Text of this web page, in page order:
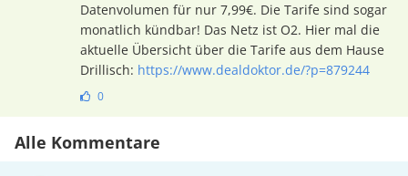
Datenvolumen für nur 7,99€. Die Tarife sind sogar
monatlich kündbar! Das Netz ist O2. Hier mal die
aktuelle Übersicht über die Tarife aus dem Hause
Drillisch: https://www.dealdoktor.de/?p=879244
0
Alle Kommentare